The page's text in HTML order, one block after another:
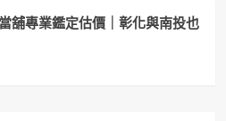
舖專業鑑定估價｜彰化與南投也